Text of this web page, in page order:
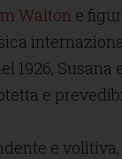
Walton e
1926, Susana
e
e